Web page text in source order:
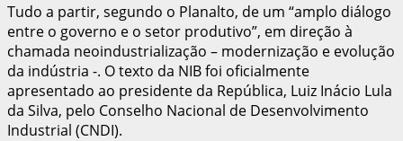
Tudo a partir, segundo o Planalto, de um “amplo diálogo
entre o governo e o setor produtivo”, em direção à
chamada neoindustrialização – modernização e evolução
da indústria -. O texto da NIB foi oficialmente
apresentado ao presidente da República, Luiz Inácio Lula
da Silva, pelo Conselho Nacional de Desenvolvimento
Industrial (CNDI).